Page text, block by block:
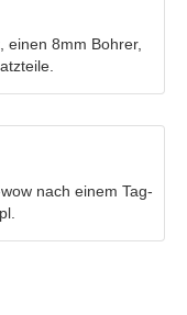
resultierte.
ist NICHT
-
montiert werden.
nun als
zusätzlichen
Sitzschiene werden
einen 8mm Bohrer,
nach einem Tag-